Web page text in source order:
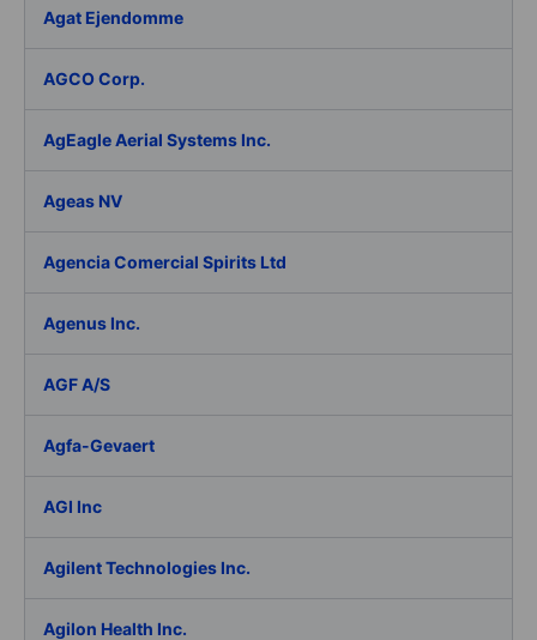
Agat Ejendomme
AGCO Corp.
AgEagle Aerial Systems Inc.
Ageas NV
Agencia Comercial Spirits Ltd
Agenus Inc.
AGF A/S
Agfa-Gevaert
AGI Inc
Agilent Technologies Inc.
Agilon Health Inc.